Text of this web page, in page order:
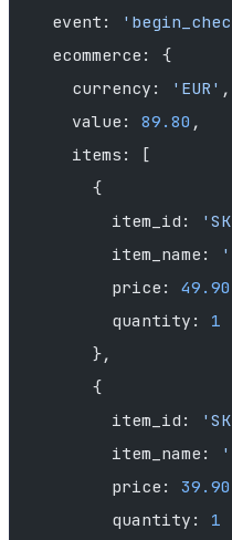
  event:
  ecommerce: {
    currency:
'EUR' ,
    value:
89.80 ,
    items: [
      {
        item_id:
        item_name:
        price:
49.90
        quantity:
1
      },
      {
        item_id:
        item_name:
        price:
39.90
        quantity:
1